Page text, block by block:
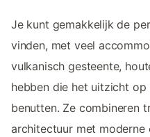
Je kunt gemakkelijk de
vinden, met veel
vulkanisch gesteente,
hebben die het uitzicht
benutten. Ze combineren
architectuur met moderne